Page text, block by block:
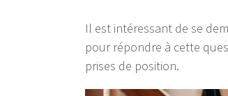
Il est intéressant de se
pour répondre à cette
prises de position.